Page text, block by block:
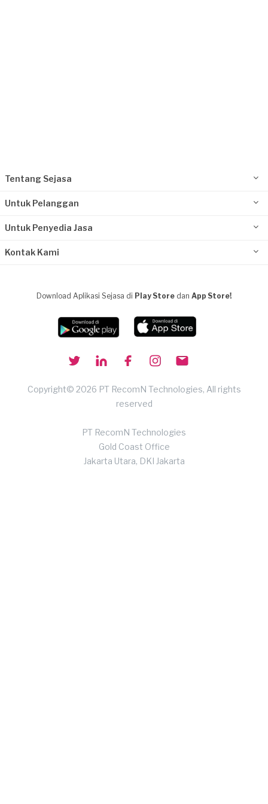
Tentang Sejasa
Untuk Pelanggan
Untuk Penyedia Jasa
Kontak Kami
Download Aplikasi Sejasa di Play Store dan App Store!
Copyright© 2026 PT RecomN Technologies, All rights
reserved
PT RecomN Technologies
Gold Coast Office
Jakarta Utara, DKI Jakarta